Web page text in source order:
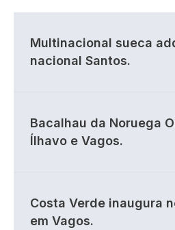
Multinacional sueca
nacional Santos.
Bacalhau da Noruega
Ílhavo e Vagos.
Costa Verde inaugura
em Vagos.